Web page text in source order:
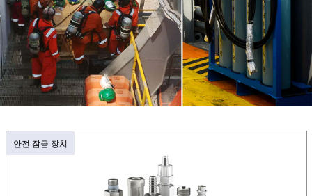
안전 잠금 장치